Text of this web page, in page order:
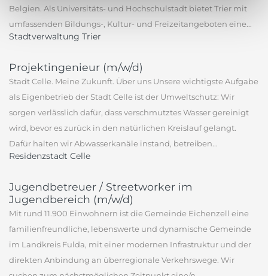
Belgien. Als Universitäts- und Hochschulstadt bietet Trier mit
umfassenden Bildungs-, Kultur- und Freizeitangeboten eine...
Stadtverwaltung Trier
Projektingenieur (m/w/d)
Stadt Celle. Meine Zukunft. Über uns Unsere wichtigste Aufgabe
als Eigenbetrieb der Stadt Celle ist der Umweltschutz: Wir
sorgen verlässlich dafür, dass verschmutztes Wasser gereinigt
wird, bevor es zurück in den natürlichen Kreislauf gelangt.
Dafür halten wir Abwasserkanäle instand, betreiben...
Residenzstadt Celle
Jugendbetreuer / Streetworker im
Jugendbereich (m/w/d)
Mit rund 11.900 Einwohnern ist die Gemeinde Eichenzell eine
familienfreundliche, lebenswerte und dynamische Gemeinde
im Landkreis Fulda, mit einer modernen Infrastruktur und der
direkten Anbindung an überregionale Verkehrswege. Wir